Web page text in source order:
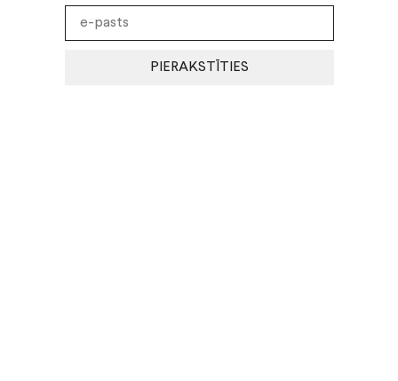
PIERAKSTĪTIES